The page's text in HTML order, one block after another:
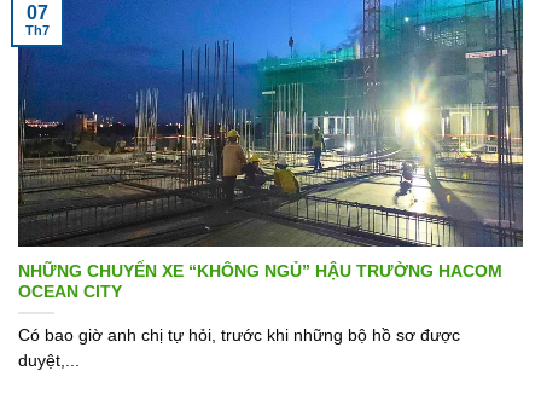
NHỮNG CHUYẾN XE “KHÔNG NGỦ” HẬU TRƯỜNG HACOM
OCEAN CITY
Có bao giờ anh chị tự hỏi, trước khi những bộ hồ sơ được
duyệt,...
07
Th7